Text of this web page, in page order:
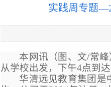
实践周专题
本网讯（图、文/常
从学校出发，下午4点到
华清远见教育集团是